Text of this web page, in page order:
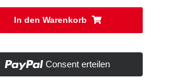
In den Warenkorb
Consent erteilen